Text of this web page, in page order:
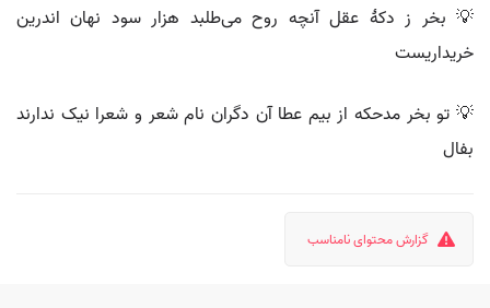
💡 بخر ز دکهٔ عقل آنچه روح می‌طلبد هزار سود نهان اندرین
خریداریست
💡 تو بخر مدحکه از بیم عطا آن دگران نام شعر و شعرا نیک ندارند
بفال
گزارش محتوای نامناسب